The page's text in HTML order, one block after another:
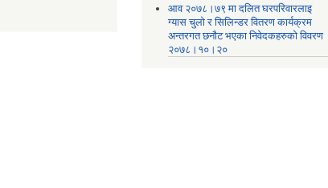
आव २०७८।७९ मा दलित घरपरिवारलाइ
ग्यास चुलो र सिलिन्डर वितरण कार्यक्रम
अन्तरगत छनौट भएका निवेदकहरुको विवरण
२०७८।१०।२०